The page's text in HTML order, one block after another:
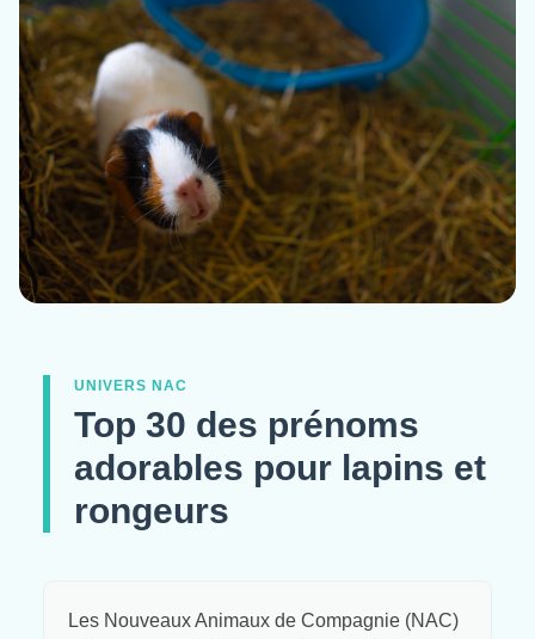
UNIVERS NAC
Top 30 des prénoms
adorables pour lapins et
rongeurs
Les Nouveaux Animaux de Compagnie (NAC)